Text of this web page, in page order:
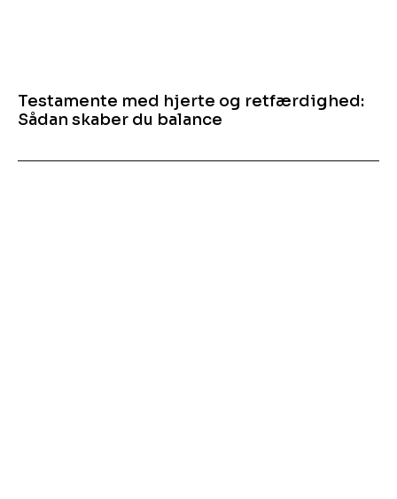
Testamente med hjerte og retfærdighed:
Sådan skaber du balance